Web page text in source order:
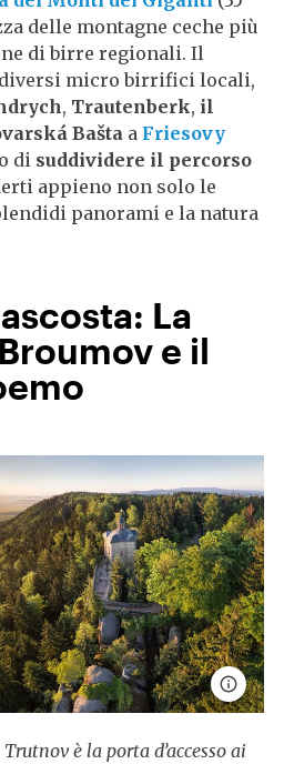
delle montagne ceche più
di birre regionali. Il
micro birrifici locali,
, Trautenberk, il
Bašta a Friesovy
di suddividere il percorso
appieno non solo le
panorami e la natura
La
e il
Trutnov è la porta d’accesso ai